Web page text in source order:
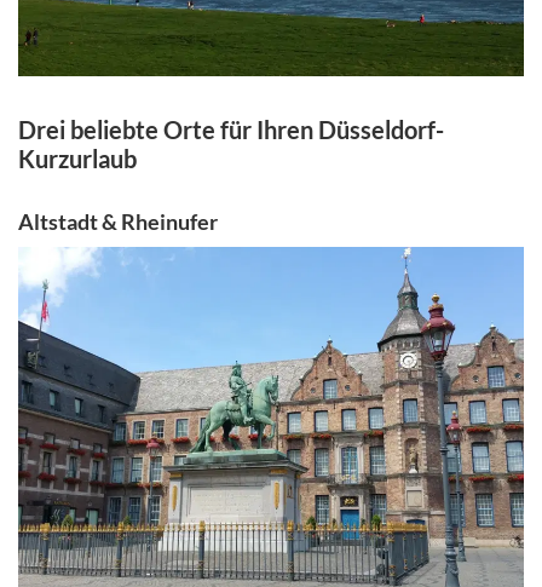
Drei beliebte Orte für Ihren Düsseldorf-
Kurzurlaub
Altstadt & Rheinufer